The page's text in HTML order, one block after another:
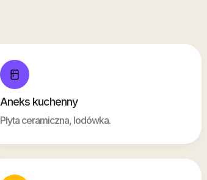
Aneks kuchenny
Płyta ceramiczna, lodówka.